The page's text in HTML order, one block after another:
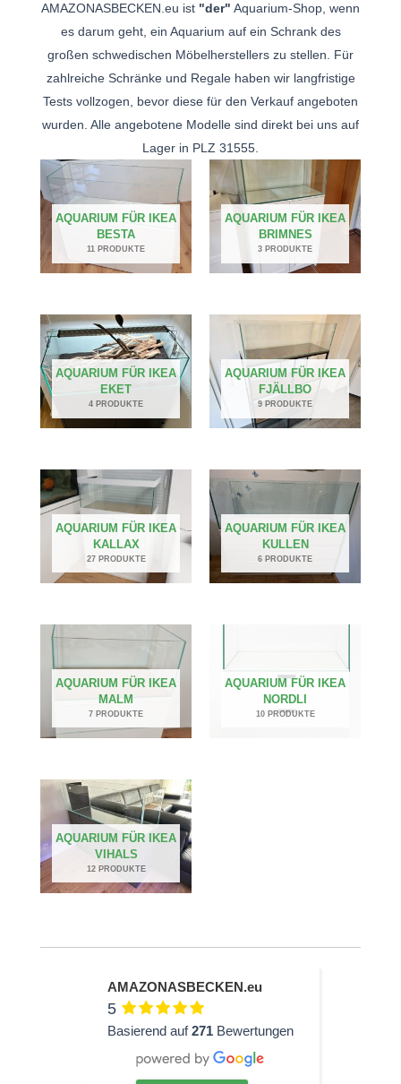
AMAZONASBECKEN.eu ist "der" Aquarium-Shop, wenn
es darum geht, ein Aquarium auf ein Schrank des
großen schwedischen Möbelherstellers zu stellen. Für
zahlreiche Schränke und Regale haben wir langfristige
Tests vollzogen, bevor diese für den Verkauf angeboten
wurden. Alle angebotene Modelle sind direkt bei uns auf
Lager in PLZ 31555.
AQUARIUM FÜR IKEA
BESTA
11 PRODUKTE
AQUARIUM FÜR IKEA
BRIMNES
3 PRODUKTE
AQUARIUM FÜR IKEA
EKET
4 PRODUKTE
AQUARIUM FÜR IKEA
FJÄLLBO
9 PRODUKTE
AQUARIUM FÜR IKEA
KALLAX
27 PRODUKTE
AQUARIUM FÜR IKEA
KULLEN
6 PRODUKTE
AQUARIUM FÜR IKEA
MALM
7 PRODUKTE
AQUARIUM FÜR IKEA
NORDLI
10 PRODUKTE
AQUARIUM FÜR IKEA
VIHALS
12 PRODUKTE
AMAZONASBECKEN.eu
5
Basierend auf271 Bewertungen